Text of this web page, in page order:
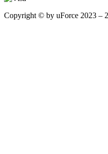
Copyright © by uForce 2023 –